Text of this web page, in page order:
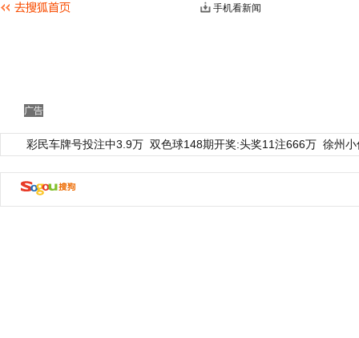
手机看新闻
广告
彩民车牌号投注中3.9万 双色球148期开奖:头奖11注666万 徐州